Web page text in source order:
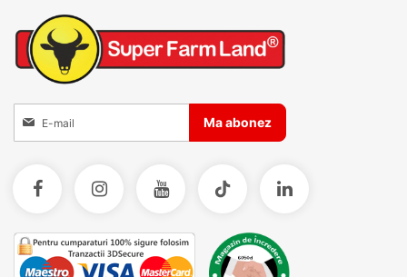
Inscrieti-va la Buletinele noastre informative
Ma abonez